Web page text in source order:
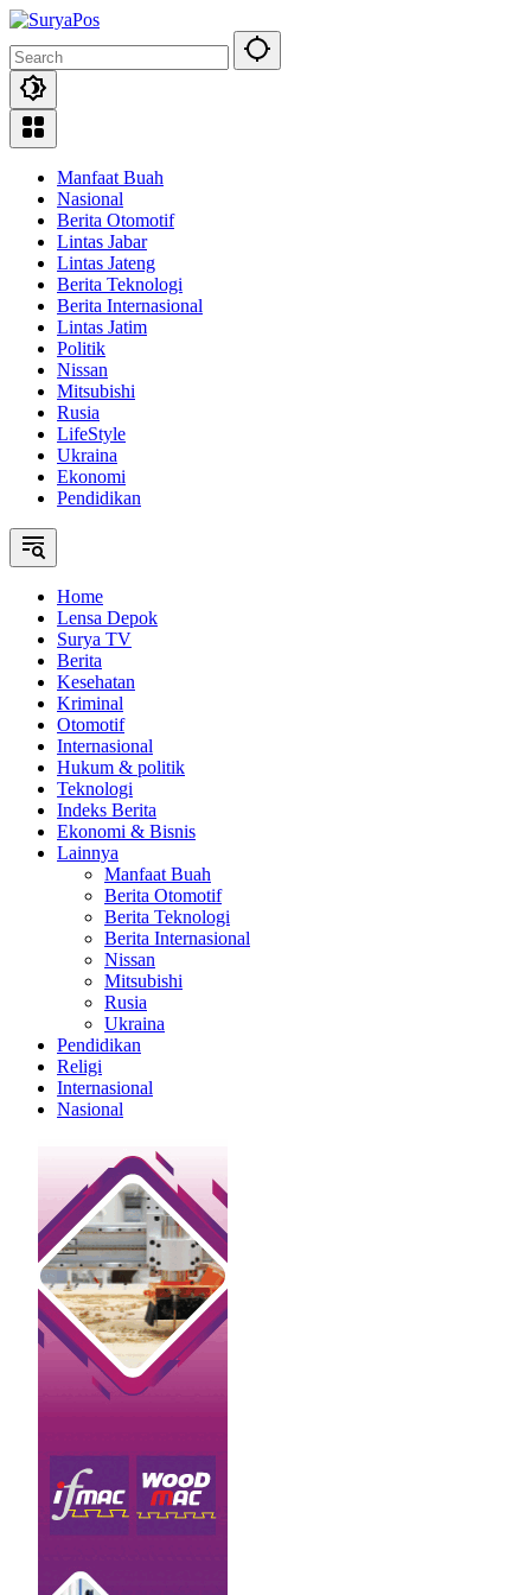
Skip
content
Manfaat Buah
Nasional
Berita Otomotif
Lintas Jabar
Lintas Jateng
Berita Teknologi
Berita Internasional
Lintas Jatim
Politik
Nissan
Mitsubishi
Rusia
LifeStyle
Ukraina
Ekonomi
Pendidikan
Home
Lensa Depok
Surya TV
Berita
Kesehatan
Kriminal
Otomotif
Internasional
Hukum & politik
Teknologi
Indeks Berita
Ekonomi & Bisnis
Lainnya
Manfaat Buah
Berita Otomotif
Berita Teknologi
Berita Internasional
Nissan
Mitsubishi
Rusia
Ukraina
Pendidikan
Religi
Internasional
Nasional